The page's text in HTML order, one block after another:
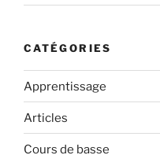
CATÉGORIES
Apprentissage
Articles
Cours de basse